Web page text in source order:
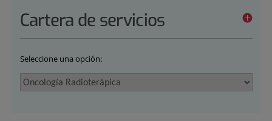
Cartera de servicios
Seleccione una opción: